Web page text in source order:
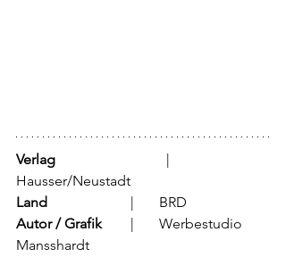
Verlag
Hausser/Neustadt
Land
			  |	BRD
Autor / Grafik
	  |	Werbestudio
Mansshardt